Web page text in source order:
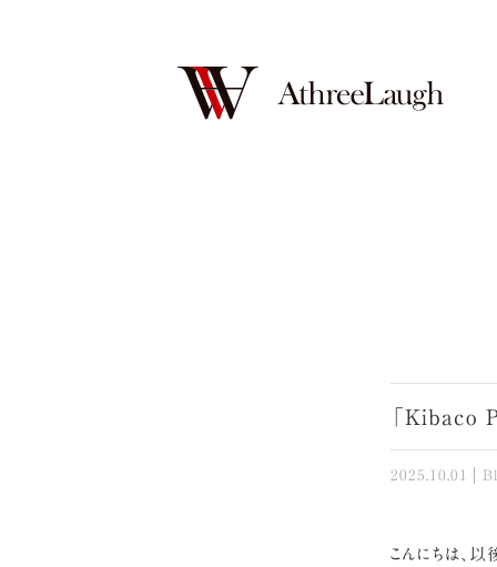
「Kibaco
2025.10.01
こんにちは、以